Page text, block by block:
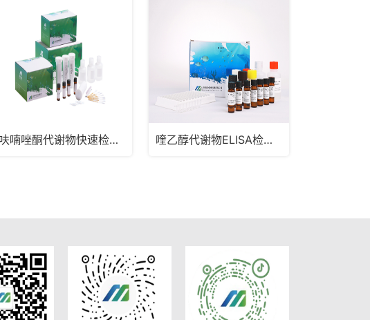
呋喃唑酮代谢物快速检测试纸条(水产） 喹乙醇代谢物ELISA检测试剂盒